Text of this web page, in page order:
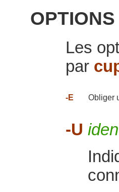
OPTIONS
Les
par
-E Obliger
-U